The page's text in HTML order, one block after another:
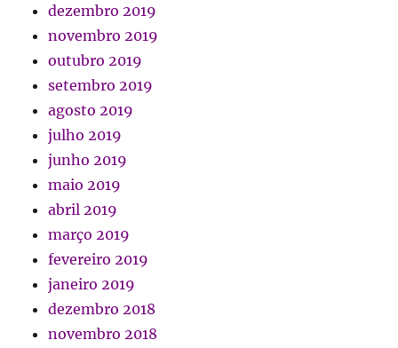
dezembro 2019
novembro 2019
outubro 2019
setembro 2019
agosto 2019
julho 2019
junho 2019
maio 2019
abril 2019
março 2019
fevereiro 2019
janeiro 2019
dezembro 2018
novembro 2018